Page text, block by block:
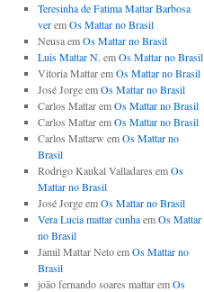
Teresinha de Fatima Mattar Barbosa
veremOs Mattar no Brasil
Neusa emOs Mattar no Brasil
Luis Mattar N. emOs Mattar no Brasil
Vitoria Mattar emOs Mattar no Brasil
José Jorge emOs Mattar no Brasil
Carlos Mattar emOs Mattar no Brasil
Carlos Mattar emOs Mattar no Brasil
Carlos Mattarw emOs Mattar no
Brasil
Rodrigo Kaukal Valladares emOs
Mattar no Brasil
José Jorge emOs Mattar no Brasil
Vera Lucia mattar cunhaemOs Mattar
no Brasil
Jamil Mattar Neto emOs Mattar no
Brasil
joão fernando soares mattar emOs